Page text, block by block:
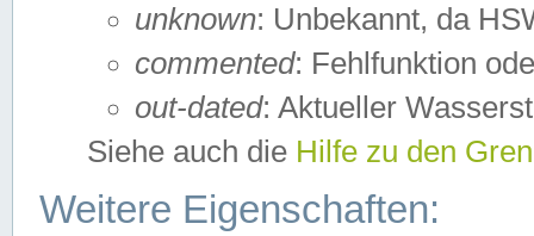
unknown: Unbekannt, da
commented: Fehlfunktion
out-dated: Aktueller
Siehe auch die Hilfe zu den
Weitere Eigenschaften: